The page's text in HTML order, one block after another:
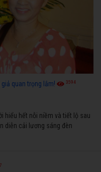
giả quan trọng lắm! 3594
hiểu hết nỗi niềm và tiết lộ sau
diễn cải lương sáng đèn